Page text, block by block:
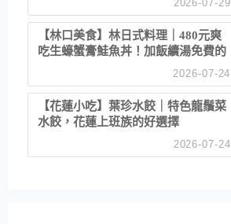
2026-07-29
【林口美食】林日式料理｜480元爽
吃生蠔蟹膏鮭魚丼！加飯續湯免費的
2026-07-24
【花蓮小吃】葉珍水餃｜特色龍鬚菜
水餃，花蓮上班族的好選擇
2026-07-24